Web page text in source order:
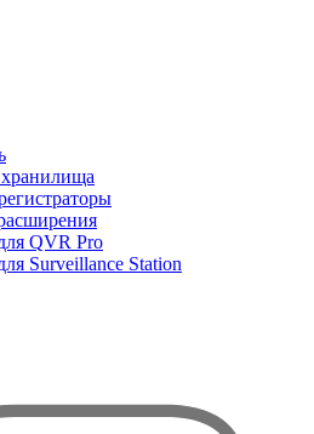
QVR Pro
Surveillance Station